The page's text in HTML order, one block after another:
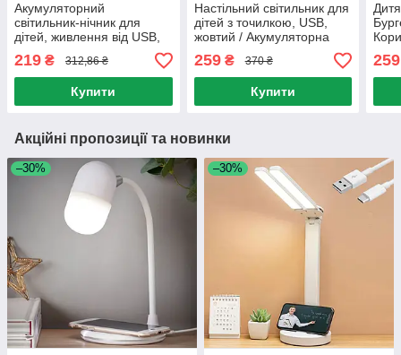
Акумуляторний
світильник-нічник для
дітей, живлення від USB,
14х13 см, жовтий /
Настільний світильник
нічник / LED лампа нічник
219 ₴ 312,86 ₴
Купити
Настільний світильник для
дітей з точилкою, USB,
жовтий / Акумуляторна
LED лампа / Світлодіодна
лампа нічник
259₴ 370 ₴
Купити
259
Акційні пропозиції та новинки
–30% –30%